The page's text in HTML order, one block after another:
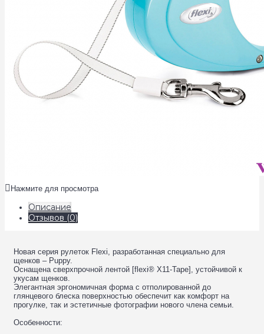
Нажмите для просмотра
Описание
Отзывов (0)
Новая серия рулеток Flexi, разработанная специально для
щенков – Puppy.
Оснащена сверхпрочной лентой [flexi® X11-Tape], устойчивой к
укусам щенков.
Элегантная эргономичная форма с отполированной до
глянцевого блеска поверхностью обеспечит как комфорт на
прогулке, так и эстетичные фотографии нового члена семьи.
Особенности: